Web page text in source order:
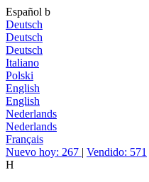
Español b
Deutsch
Deutsch
Deutsch
Italiano
Polski
English
English
Nederlands
Nederlands
Français
Nuevo hoy: 267 | Vendido: 571
H